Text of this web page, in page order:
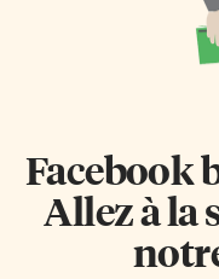
Facebook
Allez à la